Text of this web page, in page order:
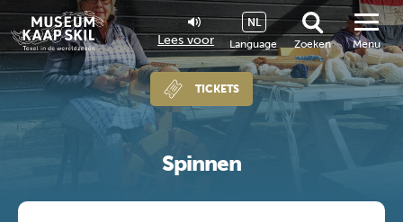
Lees voor Language
NL
Zoeken
TICKETS
Menu
Spinnen